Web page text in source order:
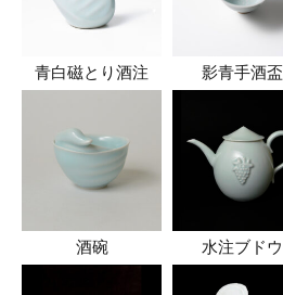
青白磁とり酒注 影青手酒盃
酒碗 水注ブドウ